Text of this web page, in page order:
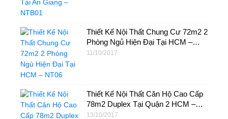
Thiết Kế Nội Thất Chung Cư 72m2 2
Phòng Ngủ Hiện Đại Tại HCM –
NT06
11/10/2017
Thiết Kế Nội Thất Căn Hộ Cao Cấp
78m2 Duplex Tại Quận 2 HCM –
Vista Verd
13/10/2017